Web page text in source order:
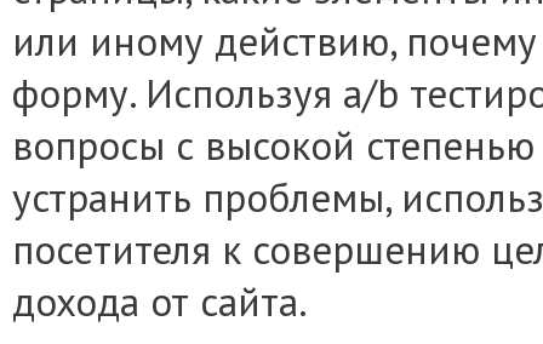
или иному действию,
форму. Используя a/b
вопросы с высокой
устранить проблемы,
посетителя к совершению
дохода от сайта.